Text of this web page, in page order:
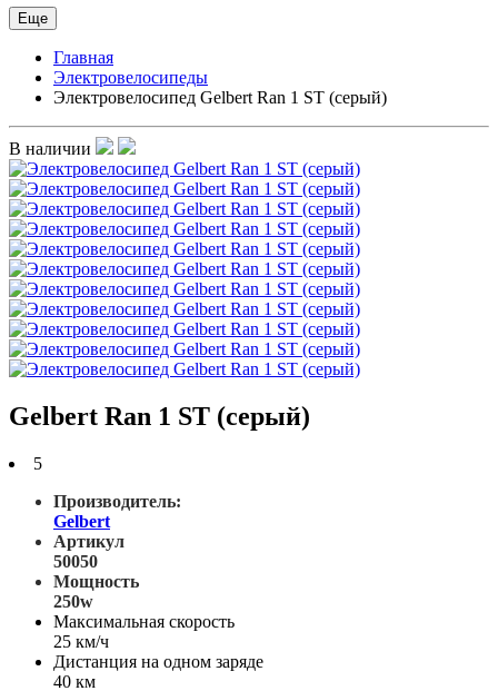
Еще
Главная
Электровелосипеды
Электровелосипед Gelbert Ran 1 ST (серый)
В наличии
Gelbert Ran 1 ST (серый)
5
Производитель:
Gelbert
Артикул
50050
Мощность
250w
Максимальная скорость
25 км/ч
Дистанция на одном заряде
40 км